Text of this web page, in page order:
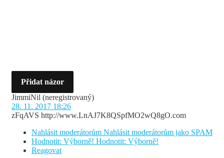
Přidat názor
JimmiNil (neregistrovaný)
28. 11. 2017 18:26
zFqAVS http://www.LnAJ7K8QSpfMO2wQ8gO.com
Nahlásit moderátorům Nahlásit moderátorům jako SPAM
Hodnotit: Výborně! Hodnotit: Výborně!
Reagovat